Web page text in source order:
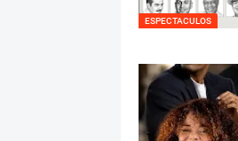
ESPECTACULOS